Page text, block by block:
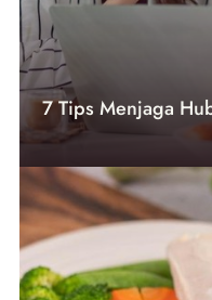
7 Tips Menjaga